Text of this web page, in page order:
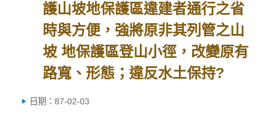
護山坡地保護區違建者通行之省
時與方便，強將原非其列管之山
坡 地保護區登山小徑，改變原有
路寬、形態；違反水土保持?
日期：87-02-03